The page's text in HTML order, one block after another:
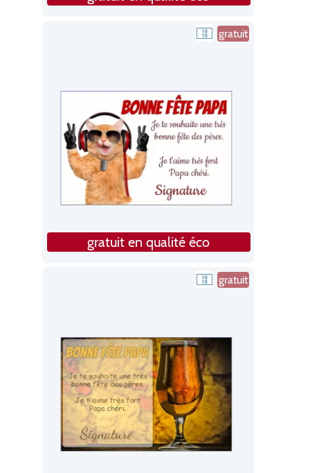
gratuit
gratuit en qualité éco
gratuit